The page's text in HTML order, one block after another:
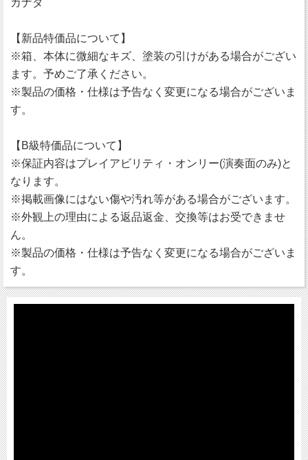
カナダ
【新品特価品について】
※箱、本体に微細なキズ、塗装の引けがある場合がござい
ます。予めご了承ください。
※製品の価格・仕様は予告なく変更になる場合がございま
す。
【B級特価品について】
※保証内容はプレイアビリティ・オンリー(演奏面のみ)と
なります。
※掲載画像にはない傷や汚れ等がある場合がございます。
※外観上の理由による返品返金、交換等はお受できませ
ん。
※製品の価格・仕様は予告なく変更になる場合がございま
す。